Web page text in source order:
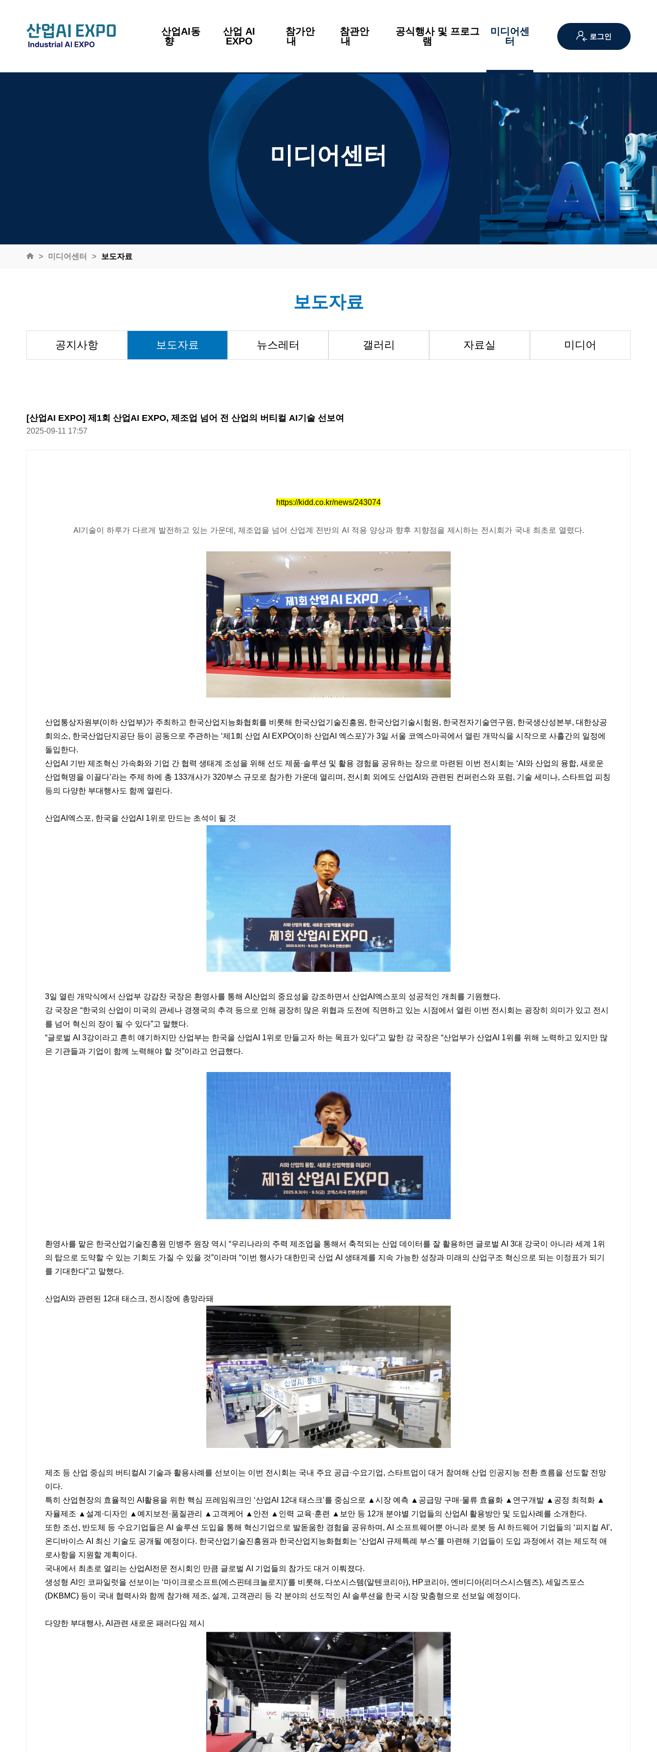
산업AI동
향
산업 AI
EXPO
참가안
내
참관안
내
공식행사 및 프로그
램
미디어센
터
로그인
미디어센터
미디어센터 보도자료
보도자료
공지사항 보도자료 뉴스레터 갤러리 자료실 미디어
[산업AI EXPO] 제1회 산업AI EXPO, 제조업 넘어 전 산업의 버티컬 AI기술 선보여
2025-09-11 17:57
https://kidd.co.kr/news/243074
AI기술이 하루가 다르게 발전하고 있는 가운데, 제조업을 넘어 산업계 전반의 AI 적용 양상과 향후 지향점을 제시하는 전시회가 국내 최초로 열렸다.
산업통상자원부(이하 산업부)가 주최하고 한국산업지능화협회를 비롯해 한국산업기술진흥원, 한국산업기술시험원, 한국전자기술연구원, 한국생산성본부, 대한상공
회의소, 한국산업단지공단 등이 공동으로 주관하는 ‘제1회 산업 AI EXPO(이하 산업AI 엑스포)’가 3일 서울 코엑스마곡에서 열린 개막식을 시작으로 사흘간의 일정에
돌입한다.
산업AI 기반 제조혁신 가속화와 기업 간 협력 생태계 조성을 위해 선도 제품·솔루션 및 활용 경험을 공유하는 장으로 마련된 이번 전시회는 ‘AI와 산업의 융합, 새로운
산업혁명을 이끌다’라는 주제 하에 총 133개사가 320부스 규모로 참가한 가운데 열리며, 전시회 외에도 산업AI와 관련된 컨퍼런스와 포럼, 기술 세미나, 스타트업 피칭
등의 다양한 부대행사도 함께 열린다.
산업AI엑스포, 한국을 산업AI 1위로 만드는 초석이 될 것
3일 열린 개막식에서 산업부 강감찬 국장은 환영사를 통해 AI산업의 중요성을 강조하면서 산업AI엑스포의 성공적인 개최를 기원했다.
강 국장은 “한국의 산업이 미국의 관세나 경쟁국의 추격 등으로 인해 굉장히 많은 위협과 도전에 직면하고 있는 시점에서 열린 이번 전시회는 굉장히 의미가 있고 전시
를 넘어 혁신의 장이 될 수 있다”고 말했다.
“글로벌 AI 3강이라고 흔히 얘기하지만 산업부는 한국을 산업AI 1위로 만들고자 하는 목표가 있다”고 말한 강 국장은 “산업부가 산업AI 1위를 위해 노력하고 있지만 많
은 기관들과 기업이 함께 노력해야 할 것”이라고 언급했다.
환영사를 맡은 한국산업기술진흥원 민병주 원장 역시 “우리나라의 주력 제조업을 통해서 축적되는 산업 데이터를 잘 활용하면 글로벌 AI 3대 강국이 아니라 세계 1위
의 탑으로 도약할 수 있는 기회도 가질 수 있을 것”이라며 “이번 행사가 대한민국 산업 AI 생태계를 지속 가능한 성장과 미래의 산업구조 혁신으로 되는 이정표가 되기
를 기대한다”고 말했다.
산업AI와 관련된 12대 태스크, 전시장에 총망라돼
제조 등 산업 중심의 버티컬AI 기술과 활용사례를 선보이는 이번 전시회는 국내 주요 공급·수요기업, 스타트업이 대거 참여해 산업 인공지능 전환 흐름을 선도할 전망
이다.
특히 산업현장의 효율적인 AI활용을 위한 핵심 프레임워크인 ‘산업AI 12대 태스크’를 중심으로 ▲시장 예측 ▲공급망 구매·물류 효율화 ▲연구개발 ▲공정 최적화 ▲
자율제조 ▲설계·디자인 ▲예지보전·품질관리 ▲고객케어 ▲안전 ▲인력 교육·훈련 ▲보안 등 12개 분야별 기업들의 산업AI 활용방안 및 도입사례를 소개한다.
또한 조선, 반도체 등 수요기업들은 AI 솔루션 도입을 통해 혁신기업으로 발돋움한 경험을 공유하며, AI 소프트웨어뿐 아니라 로봇 등 AI 하드웨어 기업들의 ‘피지컬 AI’,
온디바이스 AI 최신 기술도 공개될 예정이다. 한국산업기술진흥원과 한국산업지능화협회는 ‘산업AI 규제특례 부스’를 마련해 기업들이 도입 과정에서 겪는 제도적 애
로사항을 지원할 계획이다.
국내에서 최초로 열리는 산업AI전문 전시회인 만큼 글로벌 AI 기업들의 참가도 대거 이뤄졌다.
생성형 AI인 코파일럿을 선보이는 ‘마이크로소프트(에스핀테크놀로지)’를 비롯해, 다쏘시스템(알텐코리아), HP코리아, 엔비디아(리더스시스템즈), 세일즈포스
(DKBMC) 등이 국내 협력사와 함께 참가해 제조, 설계, 고객관리 등 각 분야의 선도적인 AI 솔루션을 한국 시장 맞춤형으로 선보일 예정이다.
다양한 부대행사, AI관련 새로운 패러다임 제시